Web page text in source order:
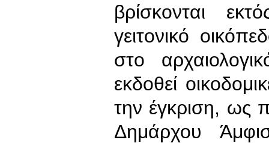
βρίσκονται
γειτονικό
στο
εκδοθεί
την έγκριση, ως
Δημάρχου